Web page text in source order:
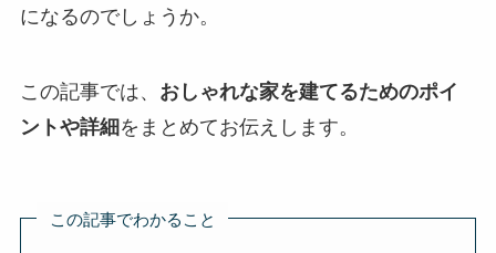
になるのでしょうか。
この記事では、 おしゃれな家を建てるためのポイ
ントや詳細をまとめてお伝えします。
この記事でわかること